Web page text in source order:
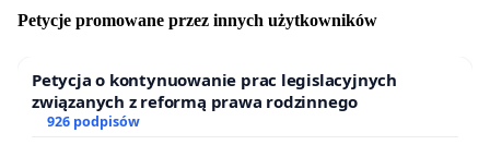
Petycje promowane przez innych użytkowników
Petycja o kontynuowanie prac legislacyjnych
związanych z reformą prawa rodzinnego
926 podpisów